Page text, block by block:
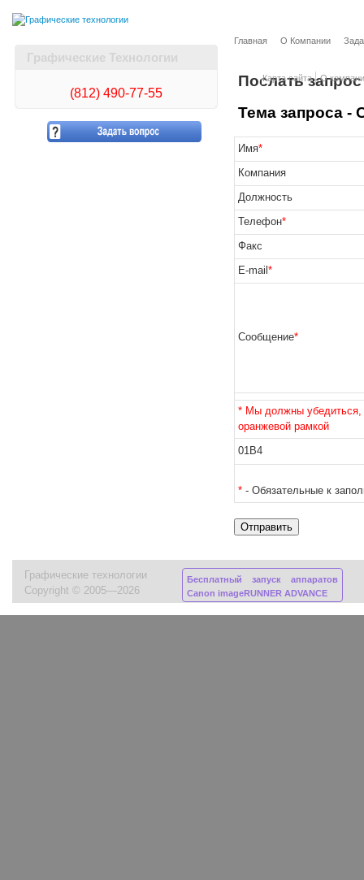
Карта сайта О
Графические Технологии
(812) 490-77-55
Главная О Компании
Послать
Тема запроса -
Имя*
Компания
Должность
Телефон*
Факс
E-mail *
Сообщение*
* Мы должны убедиться,
оранжевой рамкой
01B4
* - Обязательные к
Графические технологии
Copyright © 2005—2026
Бесплатный запуск аппаратов
Canon imageRUNNER ADVANCE